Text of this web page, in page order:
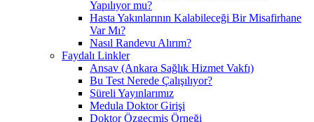
Yapılıyor mu?
Hasta Yakınlarının Kalabileceği Bir Misafirhane
Var Mı?
Nasıl Randevu Alırım?
Faydalı Linkler
Ansav (Ankara Sağlık Hizmet Vakfı)
Bu Test Nerede Çalışılıyor?
Süreli Yayınlarımız
Medula Doktor Girişi
Doktor Özgeçmiş Örneği